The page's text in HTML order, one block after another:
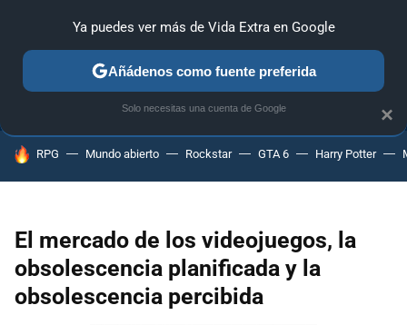
ANÁLISIS GUÍAS Y TRUCOS PC SONY NINTENDO
HOY SE HABLA DE
RPG Mundo abierto Rockstar GTA 6 Harry Potter
El mercado de los videojuegos, la
obsolescencia planificada y la
obsolescencia percibida
×
Ya puedes ver más de Vida Extra en Google
Añádenos como fuente preferida
Solo necesitas una cuenta de Google